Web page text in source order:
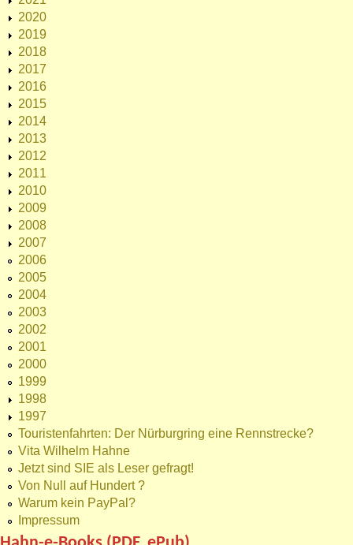
2020
2019
2018
2017
2016
2015
2014
2013
2012
2011
2010
2009
2008
2007
2006
2005
2004
2003
2002
2001
2000
1999
1998
1997
Touristenfahrten: Der Nürburgring eine Rennstrecke?
Vita Wilhelm Hahne
Jetzt sind SIE als Leser gefragt!
Von Null auf Hundert ?
Warum kein PayPal?
Impressum